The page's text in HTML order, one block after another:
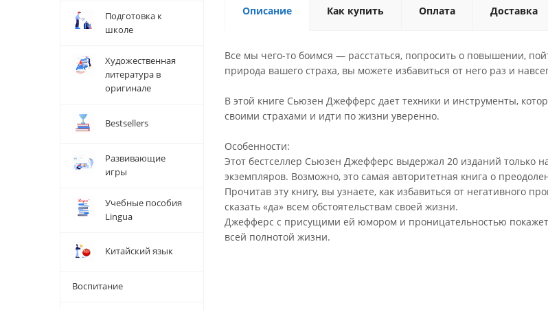
Описание Как купить Оплата Доставка
Все мы чего-то боимся — расстаться, попросить о повышении,
природа вашего страха, вы можете избавиться от него раз и
В этой книге Сьюзен Джефферс дает техники и инструменты,
своими страхами и идти по жизни уверенно.
Особенности:
Этот бестселлер Сьюзен Джефферс выдержал 20 изданий только
экземпляров. Возможно, это самая авторитетная книга о
Прочитав эту книгу, вы узнаете, как избавиться от негативного
сказать «да» всем обстоятельствам своей жизни.
Джефферс с присущими ей юмором и проницательностью
всей полнотой жизни.
Подготовка к
школе
Художественная
литература в
оригинале
Bestsellers
Развивающие
игры
Учебные пособия
Lingua
Китайский язык
Воспитание